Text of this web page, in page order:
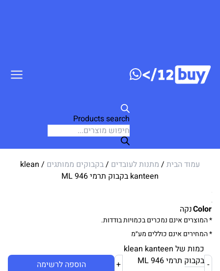
Products search
עמוד הבית / מתנות לעובדים /בקבוקים ממותגים
/ klean
kanteen בקבוק תרמי ML 946
Colorנקה
* המוצרים אינם נמכרים בכמויות בודדות.
* המחירים אינם כוללים מע״מ
-
כמות של klean kanteen
בקבוק תרמי ML 946
+ הוספה לרשימה